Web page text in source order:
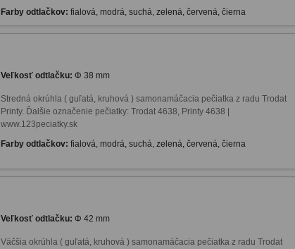
Farby odtlačkov: fialová, modrá, suchá, zelená, červená, čierna
Veľkosť odtlačku: Φ 38 mm
Stredná okrúhla ( guľatá, kruhová ) samonamáčacia pečiatka z radu Trodat
Printy. Ďalšie označenie pečiatky: Trodat 4638, Printy 4638 |
www.123peciatky.sk
Farby odtlačkov: fialová, modrá, suchá, zelená, červená, čierna
Veľkosť odtlačku: Φ 42 mm
Väčšia okrúhla ( guľatá, kruhová ) samonamáčacia pečiatka z radu Trodat